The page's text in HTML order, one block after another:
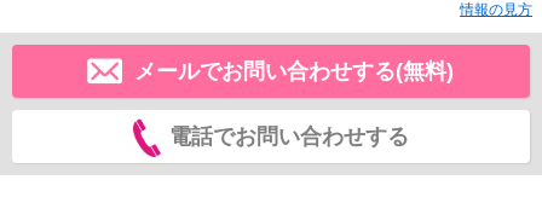
情報の見方
メールでお問い合わせする(無料)
電話でお問い合わせする